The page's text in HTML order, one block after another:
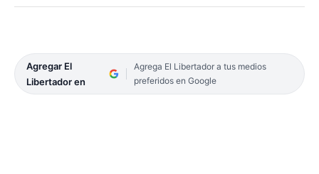
Agregar El
Libertador en
Agrega El Libertador a tus medios
preferidos en Google